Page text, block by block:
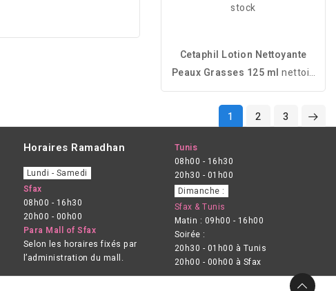
stock
Cetaphil Lotion Nettoyante
Peaux Grasses 125 ml nettoie
en douceur, élimine l’excès de
sébum et les impuretés tout en
respectant la barrière cutanée.
1 2 3
Horaires Ramadhan
Lundi - Samedi
Sfax
08h00 - 16h30
20h00 - 00h00
Para Mall of Sfax
Selon les horaires fixés par
l’administration du mall.
Tunis
08h00 - 16h30
20h30 - 01h00
Dimanche :
Sfax & Tunis
Matin : 09h00 - 16h00
Soirée :
20h30 - 01h00 à Tunis
20h00 - 00h00 à Sfax